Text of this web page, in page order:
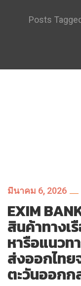
Posts
มีนาคม 6, 2026
EXIM
สินค้าทางเ
หารือแนวท
ส่งออกไท
ตะวันออกก